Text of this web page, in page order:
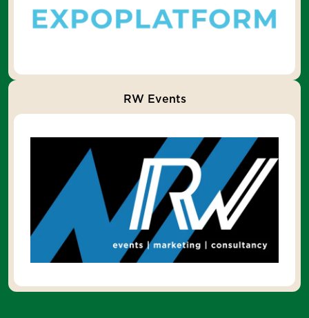
RW Events